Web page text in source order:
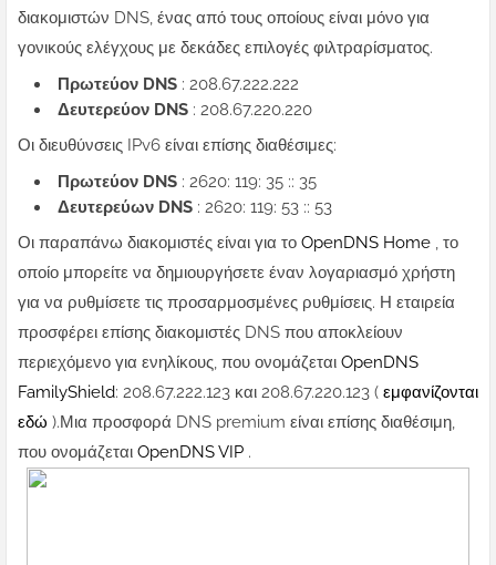
διακομιστών DNS, ένας από τους οποίους είναι μόνο για
γονικούς ελέγχους με δεκάδες επιλογές φιλτραρίσματος.
Πρωτεύον DNS : 208.67.222.222
Δευτερεύον DNS : 208.67.220.220
Οι διευθύνσεις IPv6 είναι επίσης διαθέσιμες:
Πρωτεύον DNS : 2620: 119: 35 :: 35
Δευτερεύων DNS : 2620: 119: 53 :: 53
Οι παραπάνω διακομιστές είναι για το OpenDNS Home , το
οποίο μπορείτε να δημιουργήσετε έναν λογαριασμό χρήστη
για να ρυθμίσετε τις προσαρμοσμένες ρυθμίσεις. Η εταιρεία
προσφέρει επίσης διακομιστές DNS που αποκλείουν
περιεχόμενο για ενηλίκους, που ονομάζεται OpenDNS
FamilyShield: 208.67.222.123 και 208.67.220.123 ( εμφανίζονται
εδώ ).Μια προσφορά DNS premium είναι επίσης διαθέσιμη,
που ονομάζεται OpenDNS VIP .